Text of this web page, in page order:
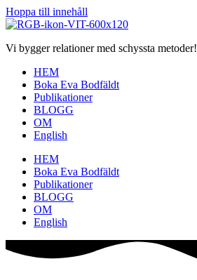
Hoppa till innehåll
Vi bygger relationer med schyssta metoder!
HEM
Boka Eva Bodfäldt
Publikationer
BLOGG
OM
English
HEM
Boka Eva Bodfäldt
Publikationer
BLOGG
OM
English